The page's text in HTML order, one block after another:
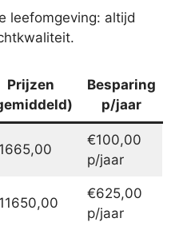
leefomgeving: altijd
Prijzen
Besparing
p/jaar
€100,00
p/jaar
€625,00
p/jaar